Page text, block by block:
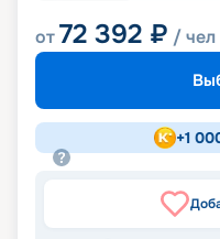
от72 392 ₽ / чел
+1